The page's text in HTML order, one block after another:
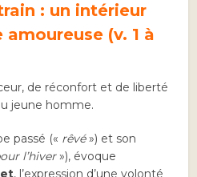
: un intérieur
(v. 1 à
de réconfort et de liberté
jeune homme.
passé (« rêvé») et son
l’hiver»), évoque
, l’expression d’une volonté